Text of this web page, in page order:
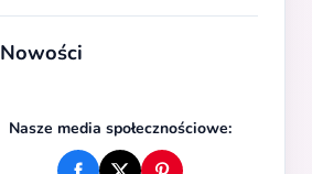
Nowości
Nasze media społecznościowe: